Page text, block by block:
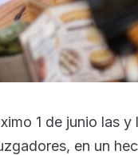
1 de junio las
en un